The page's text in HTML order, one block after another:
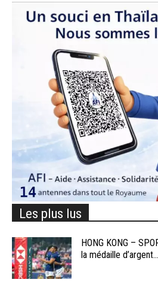
Les plus lus
HONG KONG –
la médaille d’argent...